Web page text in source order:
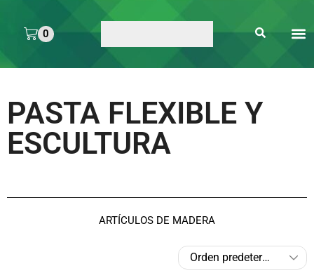
0
PASTA FLEXIBLE Y
ESCULTURA
ARTÍCULOS DE MADERA